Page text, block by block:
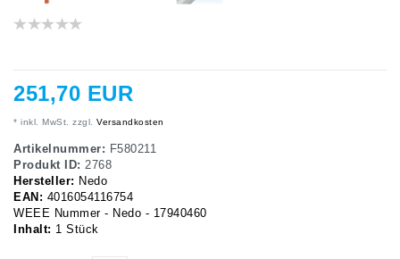
251,70 EUR
* inkl. MwSt. zzgl. Versandkosten
Artikelnummer: F580211
Produkt ID: 2768
Hersteller: Nedo
EAN: 4016054116754
WEEE Nummer - Nedo - 17940460
Inhalt: 1 Stück